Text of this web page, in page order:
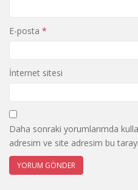
E-posta *
İnternet sitesi
Daha sonraki yorumlarımda
adresim ve site adresim bu